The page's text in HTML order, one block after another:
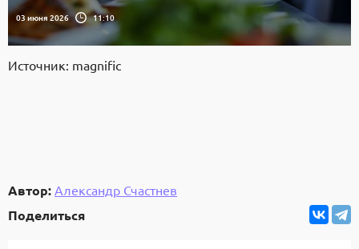
03 июня 2026 11:10
Источник: magnific
Автор: Александр Счастнев
Поделиться